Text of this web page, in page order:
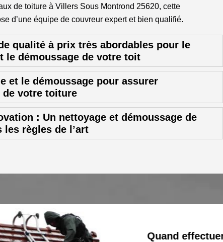
de toiture à Villers Sous Montrond 25620, cette
d’une équipe de couvreur expert et bien qualifié.
qualité à prix très abordables pour le
le démoussage de votre toit
et le démoussage pour assurer
de votre toiture
: Un nettoyage et démoussage de
les règles de l’art
Quand effectuer le